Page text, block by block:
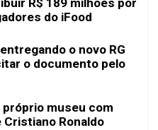
do iFood
o novo RG
o documento pelo
museu com
Cristiano Ronaldo